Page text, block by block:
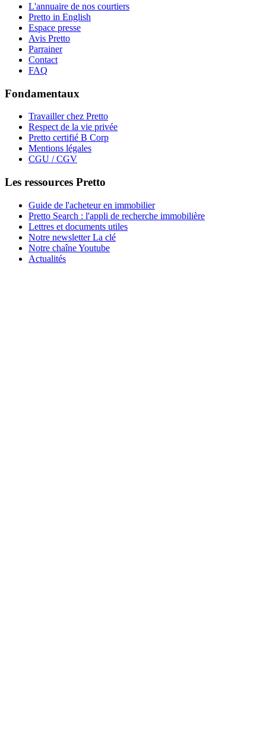
L'annuaire de nos courtiers
Pretto in English
Espace presse
Avis Pretto
Parrainer
Contact
FAQ
Fondamentaux
Travailler chez Pretto
Respect de la vie privée
Pretto certifié B Corp
Mentions légales
CGU / CGV
Les ressources Pretto
Guide de l'acheteur en immobilier
Pretto Search : l'appli de recherche immobilière
Lettres et documents utiles
Notre newsletter La clé
Notre chaîne Youtube
Actualités